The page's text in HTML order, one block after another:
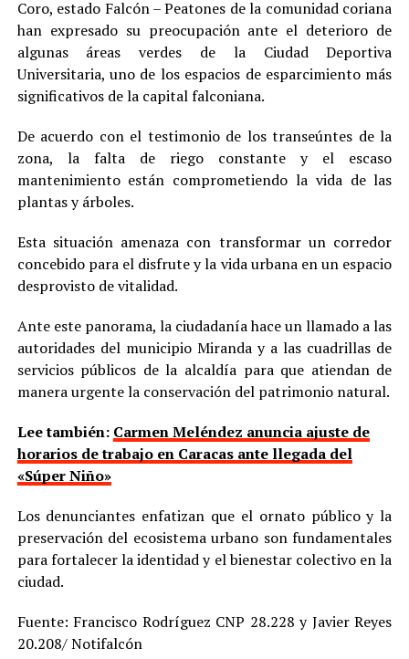
Coro, estado Falcón – Peatones de la comunidad coriana
han expresado su preocupación ante el deterioro de
algunas áreas verdes de la Ciudad Deportiva
Universitaria, uno de los espacios de esparcimiento más
significativos de la capital falconiana.
De acuerdo con el testimonio de los transeúntes de la
zona, la falta de riego constante y el escaso
mantenimiento están comprometiendo la vida de las
plantas y árboles.
Esta situación amenaza con transformar un corredor
concebido para el disfrute y la vida urbana en un espacio
desprovisto de vitalidad.
Ante este panorama, la ciudadanía hace un llamado a las
autoridades del municipio Miranda y a las cuadrillas de
servicios públicos de la alcaldía para que atiendan de
manera urgente la conservación del patrimonio natural.
Lee también: Carmen Meléndez anuncia ajuste de
horarios de trabajo en Caracas ante llegada del
«Súper Niño»
Los denunciantes enfatizan que el ornato público y la
preservación del ecosistema urbano son fundamentales
para fortalecer la identidad y el bienestar colectivo en la
ciudad.
Fuente: Francisco Rodríguez CNP 28.228 y Javier Reyes
20.208/ Notifalcón